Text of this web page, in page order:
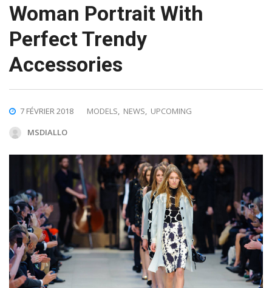
Woman Portrait With
Perfect Trendy
Accessories
7 FÉVRIER 2018 MODELS, NEWS, UPCOMING
MSDIALLO